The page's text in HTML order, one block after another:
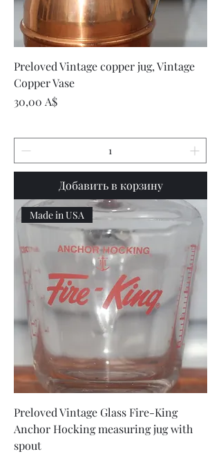
Preloved Vintage copper jug, Vintage
Copper Vase
Цена
30,00 A$
Добавить в корзину
Made in USA
Preloved Vintage Glass Fire-King
Anchor Hocking measuring jug with
spout